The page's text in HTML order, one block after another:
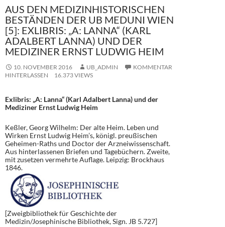
AUS DEN MEDIZINHISTORISCHEN
BESTÄNDEN DER UB MEDUNI WIEN
[5]: EXLIBRIS: „A: LANNA“ (KARL
ADALBERT LANNA) UND DER
MEDIZINER ERNST LUDWIG HEIM
10. NOVEMBER 2016 UB_ADMIN
KOMMENTAR
HINTERLASSEN
16.373 VIEWS
Exlibris: „A: Lanna“ (Karl Adalbert Lanna) und der
Mediziner Ernst Ludwig Heim
Keßler, Georg Wilhelm: Der alte Heim. Leben und
Wirken Ernst Ludwig Heim’s, königl. preußischen
Geheimen-Raths und Doctor der Arzneiwissenschaft.
Aus hinterlassenen Briefen und Tagebüchern. Zweite,
mit zusetzen vermehrte Auflage. Leipzig: Brockhaus
1846.
[Zweigbibliothek für Geschichte der
Medizin/Josephinische Bibliothek, Sign. JB 5.727]